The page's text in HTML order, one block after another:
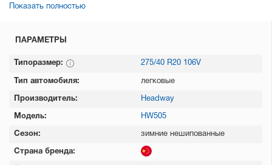
Показать полностью
ПАРАМЕТРЫ
Типоразмер: 275/40 R20 106V
Тип автомобиля: легковые
Производитель: Headway
Модель: HW505
Сезон: зимние нешипованные
Страна бренда: